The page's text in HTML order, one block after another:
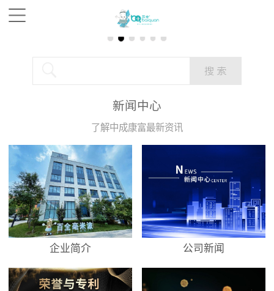
新闻中心
了解中成康富最新资讯
企业简介 公司新闻